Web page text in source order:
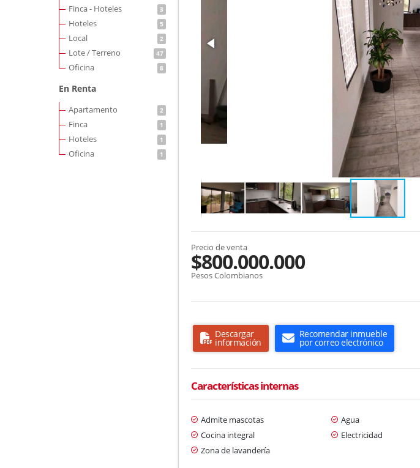
Finca - Hoteles 3
Hoteles 5
Local 2
Lote / Terreno 47
Oficina 8
En Renta
Apartamento 2
Finca 1
Hoteles 1
Oficina 1
Precio de venta
$800.000.000
Pesos Colombianos
Descargar
información
Recomendar inmueble
por correo electrónico
Características internas
Admite mascotas Agua
Cocina integral
Electricidad
Zona de lavandería